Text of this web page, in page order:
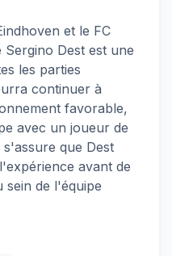
et le FC
Dest est une
les parties
continuer à
favorable,
avec un joueur de
que Dest
avant de
sein de l'équipe